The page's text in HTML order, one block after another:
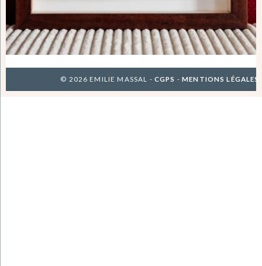
© 2026 EMILIE MASSAL - CGPS -MENTIONS LÉGALES